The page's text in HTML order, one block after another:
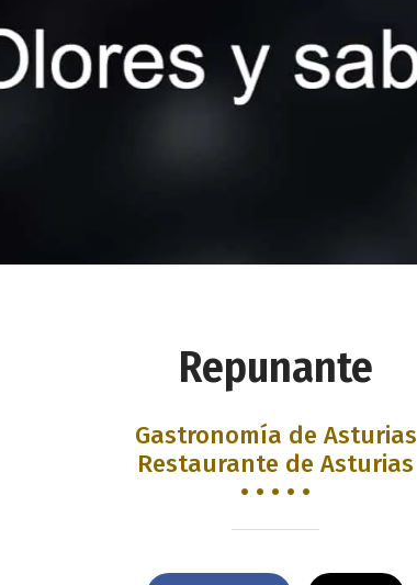
Repunante
Gastronomía de Asturias
Restaurante de Asturias
• • • • •